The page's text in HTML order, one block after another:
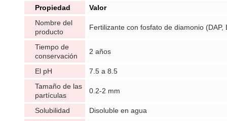
Propiedad
Valor
Nombre del
producto
Fertilizante con fosfato de diamonio (DAP,
Tiempo de
conservación
2 años
El pH
7.5 a 8.5
Tamaño de las
partículas
0.2-2 mm
Solubilidad
Disoluble en agua